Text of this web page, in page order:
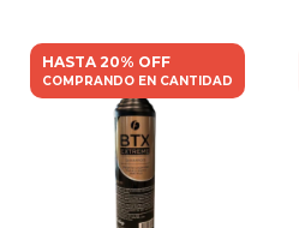
HASTA 20% OFF
COMPRANDO EN CANTIDAD